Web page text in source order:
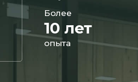
Более
10 лет
опыта